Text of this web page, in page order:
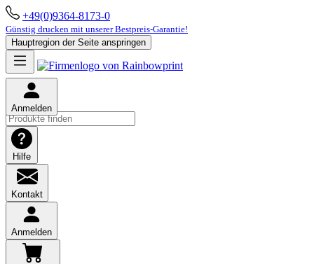
+49(0)9364-8173-0
Günstig drucken mit unserer Bestpreis-Garantie!
Hauptregion der Seite anspringen
Anmelden
Hilfe
Kontakt
Anmelden